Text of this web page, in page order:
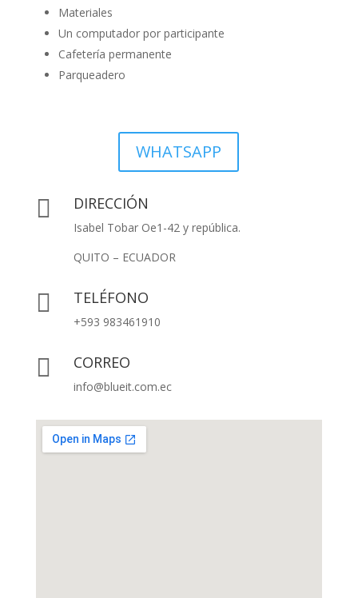
Materiales
Un computador por participante
Cafetería permanente
Parqueadero
WHATSAPP
 DIRECCIÓN
Isabel Tobar Oe1-42 y república.
QUITO – ECUADOR
 TELÉFONO
+593 983461910
 CORREO
info@blueit.com.ec